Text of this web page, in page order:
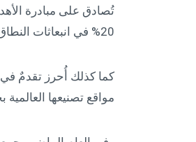
20% في انبعاثات النطاق 3 عبر سبع فئات رئيسية من المنتجات بحلول سنة 2030 .
مواقع تصنيعها العالمية بحلول سنة 2024، متجاوزةً بذلك